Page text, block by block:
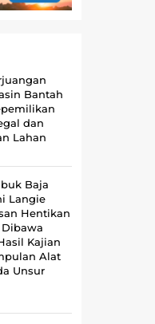
Bantah
dan
Lahan
Baja
Langie
Hentikan
Dibawa
Kajian
Alat
Unsur